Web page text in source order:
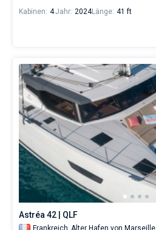
Kabinen: 4Jahr: 2024Länge: 41 ft
Astréa 42 | QLF
Frankreich, Alter Hafen von Marseille